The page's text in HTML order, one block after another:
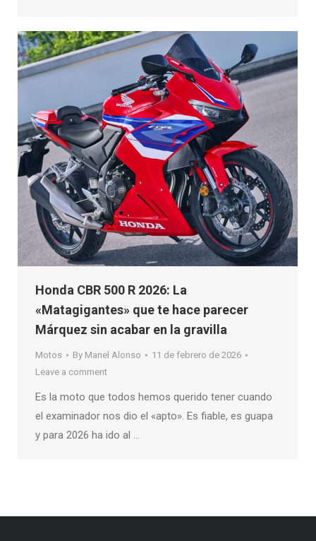
Honda CBR 500 R 2026: La
«Matagigantes» que te hace parecer
Márquez sin acabar en la gravilla
Motos By Manel Alonso
11 de febrero de 2026
Leave a comment
Es la moto que todos hemos querido tener cuando
el examinador nos dio el «apto». Es fiable, es guapa
y para 2026 ha ido al …